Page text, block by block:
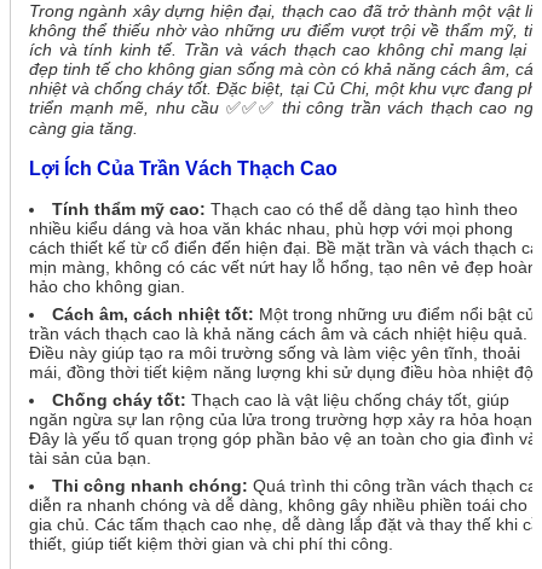
Trong ngành xây dựng hiện đại, thạch cao đã trở thành một vật
không thể thiếu nhờ vào những ưu điểm vượt trội về thẩm mỹ,
ích và tính kinh tế. Trần và vách thạch cao không chỉ mang lại
đẹp tinh tế cho không gian sống mà còn có khả năng cách âm,
nhiệt và chống cháy tốt. Đặc biệt, tại Củ Chi, một khu vực đang
triển mạnh mẽ, nhu cầu ✅✅✅ thi công trần vách thạch cao
càng gia tăng.
Lợi Ích Của Trần Vách Thạch Cao
Tính thẩm mỹ cao: Thạch cao có thể dễ dàng tạo hình theo
nhiều kiểu dáng và hoa văn khác nhau, phù hợp với mọi phong
cách thiết kế từ cổ điển đến hiện đại. Bề mặt trần và vách thạch
mịn màng, không có các vết nứt hay lỗ hổng, tạo nên vẻ đẹp hoàn
hảo cho không gian.
Cách âm, cách nhiệt tốt: Một trong những ưu điểm nổi bật
trần vách thạch cao là khả năng cách âm và cách nhiệt hiệu quả.
Điều này giúp tạo ra môi trường sống và làm việc yên tĩnh, thoải
mái, đồng thời tiết kiệm năng lượng khi sử dụng điều hòa nhiệt độ.
Chống cháy tốt: Thạch cao là vật liệu chống cháy tốt, giúp
ngăn ngừa sự lan rộng của lửa trong trường hợp xảy ra hỏa hoạn.
Đây là yếu tố quan trọng góp phần bảo vệ an toàn cho gia đình và
tài sản của bạn.
Thi công nhanh chóng: Quá trình thi công trần vách thạch
diễn ra nhanh chóng và dễ dàng, không gây nhiều phiền toái cho
gia chủ. Các tấm thạch cao nhẹ, dễ dàng lắp đặt và thay thế khi
thiết, giúp tiết kiệm thời gian và chi phí thi công.